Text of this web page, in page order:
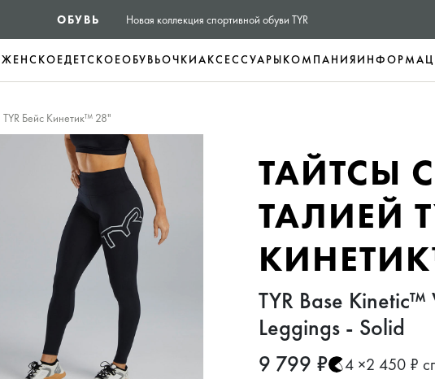
ОБУВЬ Новая коллекция спортивной обуви TYR
ЖЕНСКОЕДЕТСКОЕОБУВЬОЧКИАКСЕССУАРЫКОМПАНИЯ
TYR Бейс Кинетик™ 28"
ТАЙТСЫ
ТАЛИЕЙ
TYR Base
Leggings - Solid
9 799 ₽ 4 ×2 450 ₽